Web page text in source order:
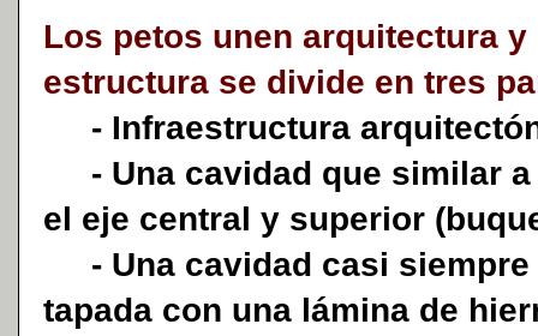
Los petos unen arquitectura
estructura se divide en tres
- Infraestructura
- Una cavidad que similar a
el eje central y superior
- Una cavidad casi siempre
tapada con una lámina de